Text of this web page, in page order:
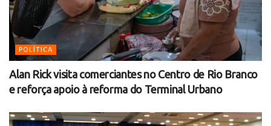
POLÍTICA
Alan Rick visita comerciantes no Centro de Rio Branco
e reforça apoio à reforma do Terminal Urbano